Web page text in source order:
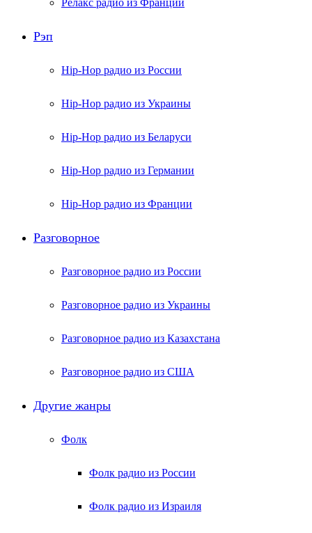
Релакс радио из Франции
Рэп
Hip-Hop радио из России
Hip-Hop радио из Украины
Hip-Hop радио из Беларуси
Hip-Hop радио из Германии
Hip-Hop радио из Франции
Разговорное
Разговорное радио из России
Разговорное радио из Украины
Разговорное радио из Казахстана
Разговорное радио из США
Другие жанры
Фолк
Фолк радио из России
Фолк радио из Израиля